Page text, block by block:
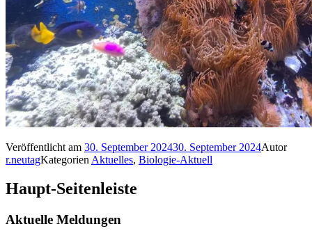
Veröffentlicht am 30. September 202430. September 2024Autor
r.neutagKategorien Aktuelles, Biologie-Aktuell
Haupt-Seitenleiste
Aktuelle Meldungen